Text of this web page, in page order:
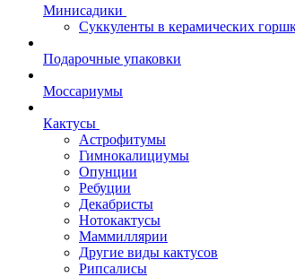
Минисадики
Суккуленты в керамических
Подарочные упаковки
Моссариумы
Кактусы
Астрофитумы
Гимнокалициумы
Опунции
Ребуции
Декабристы
Нотокактусы
Маммиллярии
Другие виды кактусов
Рипсалисы